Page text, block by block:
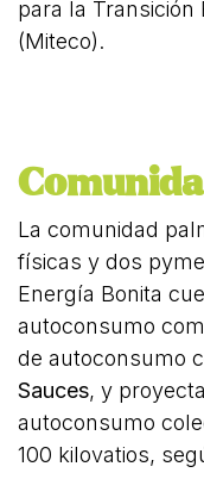
para la Transición
(Miteco).
La comunidad
físicas y dos
Energía Bonita
autoconsumo
de autoconsumo
Sauces, y
autoconsumo
100 kilovatios,